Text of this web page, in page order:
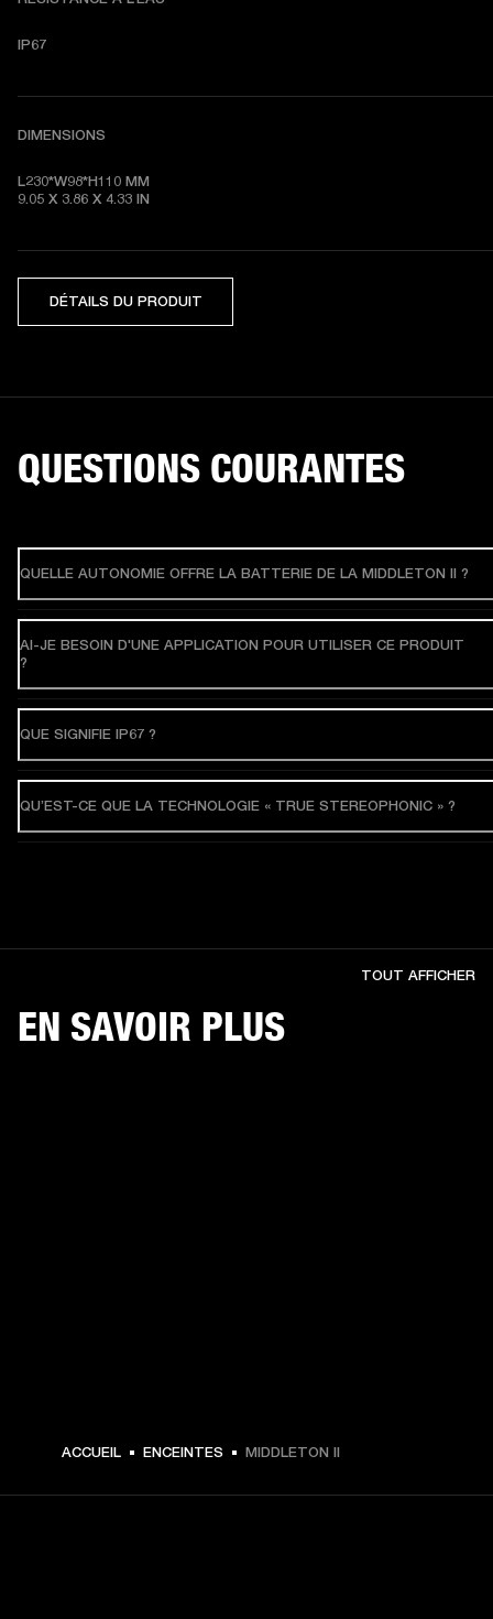
€ 299 -
IP67
DIMENSIONS
L230*W98*H110 MM
9.05 X 3.86 X 4.33 IN
DÉTAILS DU PRODUIT
QUESTIONS COURANTES
QUELLE AUTONOMIE OFFRE LA BATTERIE DE LA MIDDLETON II ?
AI-JE BESOIN D'UNE APPLICATION POUR UTILISER CE PRODUIT
?
QUE SIGNIFIE IP67 ?
QU’EST-CE QUE LA TECHNOLOGIE « TRUE STEREOPHONIC » ?
EN SAVOIR PLUS
TOUT AFFICHER
ACCUEIL ENCEINTES MIDDLETON II